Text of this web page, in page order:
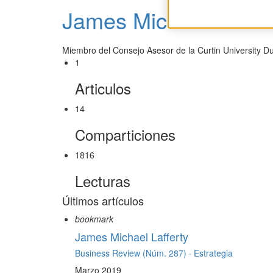
James Michael
Miembro del Consejo Asesor de la Curtin University
1
Articulos
14
Comparticiones
1816
Lecturas
Últimos artículos
bookmark
James Michael Lafferty
Business Review (Núm. 287) · Estrategia
Marzo 2019